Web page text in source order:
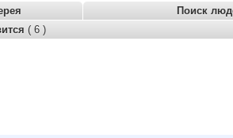
Поиск
( 6 )